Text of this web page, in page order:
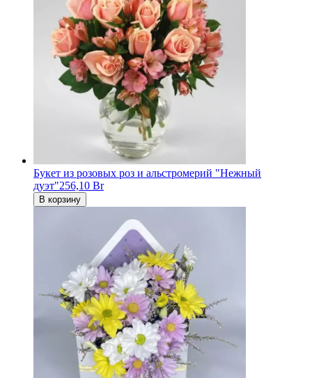
Букет из розовых роз и альстромерий "Нежный
дуэт"256,10 Br
В корзину